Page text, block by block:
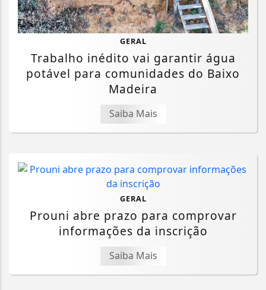
GERAL
Trabalho inédito vai garantir água
potável para comunidades do Baixo
Madeira
Saiba Mais
GERAL
Prouni abre prazo para comprovar
informações da inscrição
Saiba Mais